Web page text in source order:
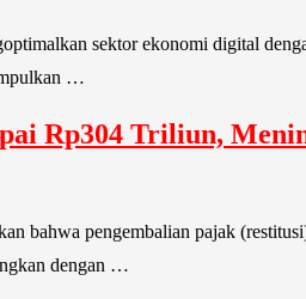
sektor ekonomi digital
…
Rp304 Triliun,
bahwa pengembalian pajak
dengan …